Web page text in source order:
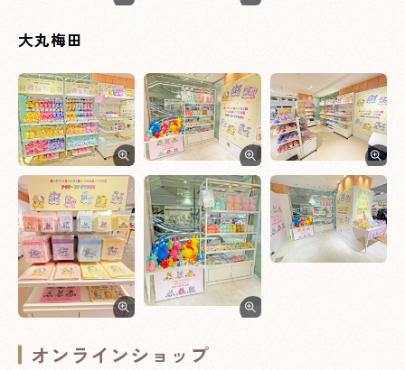
大丸梅田
オンラインショップ